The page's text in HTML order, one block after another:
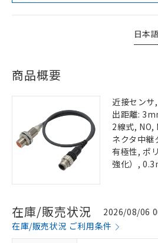
日本語
商品概要
近接セン
出距離:
2線式, NO,
ネクタ中継
有極性, ポ
強化）,
在庫/販売状況
2026/08/06
在庫/販売状況 ご利用条件